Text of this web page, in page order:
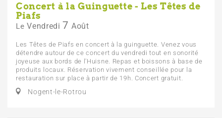
Concert à la Guinguette - Les Têtes de
Piafs
Le Vendredi 7 Août
Les Têtes de Piafs en concert à la guinguette. Venez vous
détendre autour de ce concert du vendredi tout en sonorité
joyeuse aux bords de l'Huisne. Repas et boissons à base de
produits locaux. Réservation vivement conseillée pour la
restauration sur place à partir de 19h. Concert gratuit.
Nogent-le-Rotrou